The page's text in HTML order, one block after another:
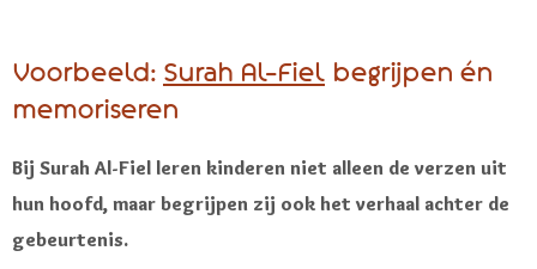
Voorbeeld: Surah Al-Fiel begrijpen én
memoriseren
Bij Surah Al-Fiel leren kinderen niet alleen de verzen uit
hun hoofd, maar begrijpen zij ook het verhaal achter de
gebeurtenis.